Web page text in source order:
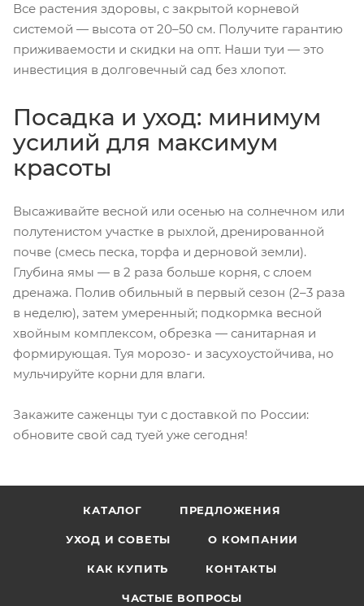
Все растения здоровы, с закрытой корневой
системой — высота от 20–50 см. Получите гарантию
приживаемости и скидки на опт. Наши туи — это
инвестиция в долговечный сад без хлопот.
Посадка и уход: минимум
усилий для максимум
красоты
Высаживайте весной или осенью на солнечном или
полутенистом участке в рыхлой, дренированной
почве (смесь песка, торфа и дерновой земли).
Глубина ямы — в 2 раза больше корня, с слоем
дренажа. Полив обильный в первый сезон (2–3 раза
в неделю), затем умеренный; подкормка весной
хвойным комплексом, обрезка — санитарная и
формирующая. Туя морозо- и засухоустойчива, но
мульчируйте корни для влаги.
Закажите саженцы туи с доставкой по России:
обновите свой сад туей уже сегодня!
КАТАЛОГ ПРЕДЛОЖЕНИЯ
УХОД И СОВЕТЫ О КОМПАНИИ
КАК КУПИТЬ КОНТАКТЫ
ЧАСТЫЕ ВОПРОСЫ